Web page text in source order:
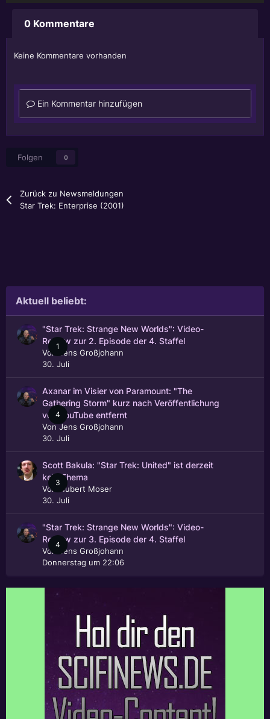
0 Kommentare
Keine Kommentare vorhanden
Ein Kommentar hinzufügen
Folgen 0
Zurück zu Newsmeldungen
Star Trek: Enterprise (2001)
Aktuell beliebt:
1
"Star Trek: Strange New Worlds": Video-
Review zur 2. Episode der 4. Staffel
Von
Jens Großjohann
30. Juli
4
Axanar im Visier von Paramount: "The
Gathering Storm" kurz nach Veröffentlichung
von YouTube entfernt
VonJens Großjohann
30. Juli
3
Scott Bakula: "Star Trek: United" ist derzeit
kein Thema
Von
Hubert Moser
30. Juli
4
"Star Trek: Strange New Worlds": Video-
Review zur 3. Episode der 4. Staffel
Von
Jens Großjohann
Donnerstag um 22:06